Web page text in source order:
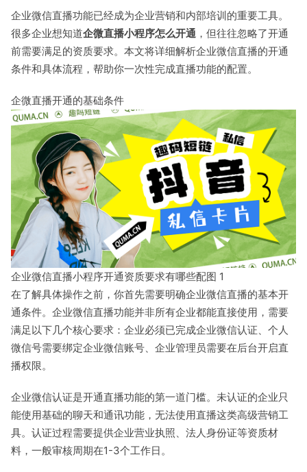
企业微信直播功能已经成为企业营销和内部培训的重要工具。
很多企业想知道企微直播小程序怎么开通 ，但往往忽略了开通
前需要满足的资质要求。本文将详细解析企业微信直播的开通
条件和具体流程，帮助你一次性完成直播功能的配置。
企微直播开通的基础条件
企业微信直播小程序开通资质要求有哪些配图 1
在了解具体操作之前，你首先需要明确企业微信直播的基本开
通条件。企业微信直播功能并非所有企业都能直接使用，需要
满足以下几个核心要求：企业必须已完成企业微信认证、个人
微信号需要绑定企业微信账号、企业管理员需要在后台开启直
播权限。
企业微信认证是开通直播功能的第一道门槛。未认证的企业只
能使用基础的聊天和通讯功能，无法使用直播这类高级营销工
具。认证过程需要提供企业营业执照、法人身份证等资质材
料，一般审核周期在1-3个工作日。